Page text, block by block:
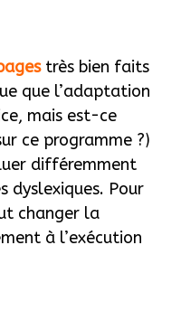
très bien faits
que l’adaptation
mais est-ce
ce programme ?)
différemment
dyslexiques. Pour
changer la
à l’exécution